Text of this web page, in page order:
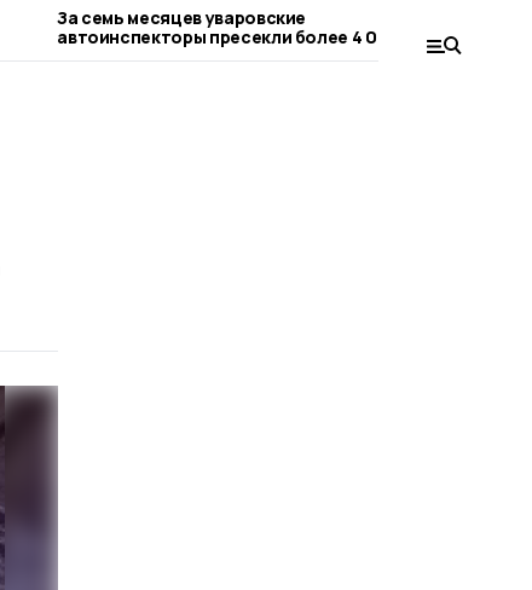
За семь месяцев уваровские
автоинспекторы пресекли более 4 000
нарушений